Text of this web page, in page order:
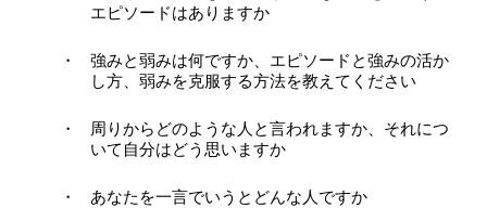
エピソードはありますか
強みと弱みは何ですか、エピソードと強みの活か
し方、弱みを克服する方法を教えてください
周りからどのような人と言われますか、それにつ
いて自分はどう思いますか
あなたを一言でいうとどんな人ですか